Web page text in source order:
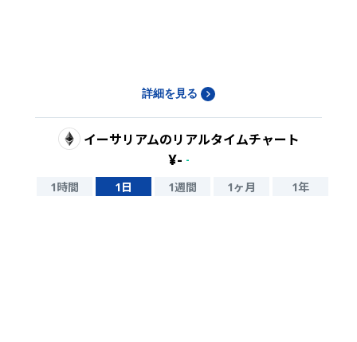
詳細を見る
イーサリアムのリアルタイムチャート
¥- -
1時間 1日 1週間 1ヶ月 1年